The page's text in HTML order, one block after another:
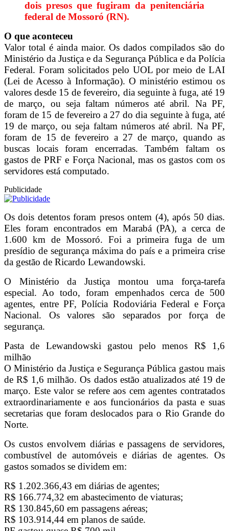
dois presos que fugiram da penitenciária
federal de Mossoró (RN).
O que aconteceu
Valor total é ainda maior. Os dados compilados são do
Ministério da Justiça e da Segurança Pública e da Polícia
Federal. Foram solicitados pelo UOL por meio de LAI
(Lei de Acesso à Informação). O ministério estimou os
valores desde 15 de fevereiro, dia seguinte à fuga, até 19
de março, ou seja faltam números até abril. Na PF,
foram de 15 de fevereiro a 27 do dia seguinte à fuga, até
19 de março, ou seja faltam números até abril. Na PF,
foram de 15 de fevereiro a 27 de março, quando as
buscas locais foram encerradas. Também faltam os
gastos de PRF e Força Nacional, mas os gastos com os
servidores está computado.
Publicidade
Os dois detentos foram presos ontem (4), após 50 dias.
Eles foram encontrados em Marabá (PA), a cerca de
1.600 km de Mossoró. Foi a primeira fuga de um
presídio de segurança máxima do país e a primeira crise
da gestão de Ricardo Lewandowski.
O Ministério da Justiça montou uma força-tarefa
especial. Ao todo, foram empenhados cerca de 500
agentes, entre PF, Polícia Rodoviária Federal e Força
Nacional. Os valores são separados por força de
segurança.
Pasta de Lewandowski gastou pelo menos R$ 1,6
milhão
O Ministério da Justiça e Segurança Pública gastou mais
de R$ 1,6 milhão. Os dados estão atualizados até 19 de
março. Este valor se refere aos cem agentes contratados
extraordinariamente e aos funcionários da pasta e suas
secretarias que foram deslocados para o Rio Grande do
Norte.
Os custos envolvem diárias e passagens de servidores,
combustível de automóveis e diárias de agentes. Os
gastos somados se dividem em:
R$ 1.202.366,43 em diárias de agentes;
R$ 166.774,32 em abastecimento de viaturas;
R$ 130.845,60 em passagens aéreas;
R$ 103.914,44 em planos de saúde.